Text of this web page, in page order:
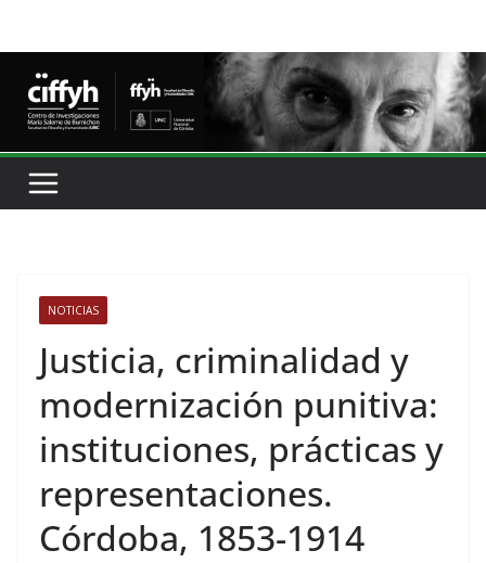
NOTICIAS
Justicia, criminalidad y
modernización punitiva:
instituciones, prácticas y
representaciones.
Córdoba, 1853-1914